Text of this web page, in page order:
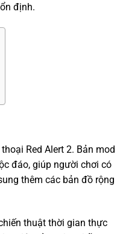
định.
Red Alert 2. Bản mod
đáo, giúp người chơi có
thêm các bản đồ rộng
thuật thời gian thực